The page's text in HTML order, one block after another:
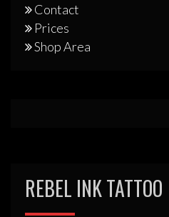
Contact
Prices
Shop Area
REBEL INK TATTOO